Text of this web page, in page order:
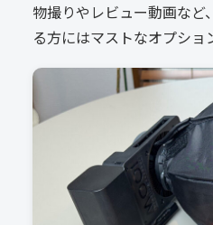
物撮りやレビュー動画など
る方にはマストなオプショ